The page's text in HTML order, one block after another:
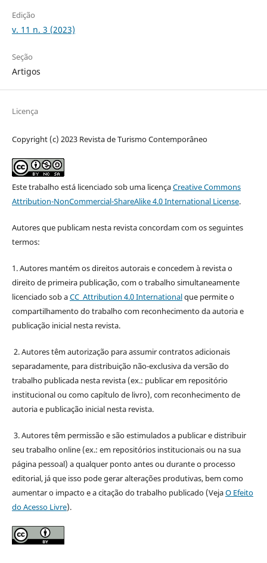
Edição
v. 11 n. 3 (2023)
Seção
Artigos
Licença
Copyright (c) 2023 Revista de Turismo Contemporâneo
Este trabalho está licenciado sob uma licençaCreative Commons
Attribution-NonCommercial-ShareAlike 4.0 International License.
Autores que publicam nesta revista concordam com os seguintes
termos:
1. Autores mantém os direitos autorais e concedem à revista o
direito de primeira publicação, com o trabalho simultaneamente
licenciado sob aCC Attribution 4.0 Internationalque permite o
compartilhamento do trabalho com reconhecimento da autoria e
publicação inicial nesta revista.
2. Autores têm autorização para assumir contratos adicionais
separadamente, para distribuição não-exclusiva da versão do
trabalho publicada nesta revista (ex.: publicar em repositório
institucional ou como capítulo de livro), com reconhecimento de
autoria e publicação inicial nesta revista.
3. Autores têm permissão e são estimulados a publicar e distribuir
seu trabalho online (ex.: em repositórios institucionais ou na sua
página pessoal) a qualquer ponto antes ou durante o processo
editorial, já que isso pode gerar alterações produtivas, bem como
aumentar o impacto e a citação do trabalho publicado (VejaO Efeito
do Acesso Livre).